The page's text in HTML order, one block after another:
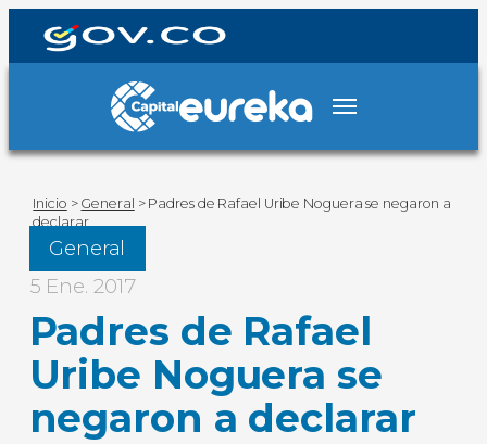
Inicio > General > Padres de Rafael Uribe Noguera se negaron a
declarar
General
5 Ene. 2017
Padres de Rafael
Uribe Noguera se
negaron a declarar